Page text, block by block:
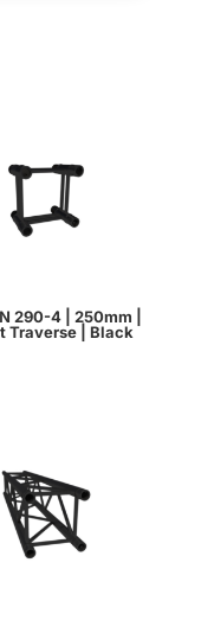
290-4 | 250mm |
Traverse | Black